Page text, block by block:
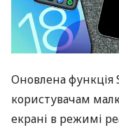
Оновлена функція
користувачам
екрані в режимі